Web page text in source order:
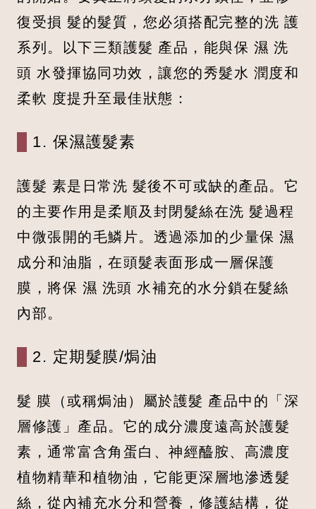
復受損 髮的髮質，您必須搭配完整的洗 護
系列。以下三類護髮 產品，能與保 濕 洗
頭 水發揮協同功效，讓您的秀髮水 潤度和
柔軟 度提升至最佳狀態：
1. 保濕護髮素
護髮 素是日常洗 髮後不可或缺的產品。它
的主要作用是柔順及封閉髮絲在洗 髮過程
中微張開的毛鱗片。透過添加的少量保 濕
成分和油脂，在頭髮表面形成一層保護
膜，將保 濕 洗頭 水補充的水分鎖在髮絲
內部。
2. 定期髮膜/焗油
髮 膜（或稱焗油）屬於護髮 產品中的「深
層修護」產品。它的成分濃度遠高於護髮
素，通常富含角蛋白、神經醯胺、高濃度
植物精華和植物油，它能更深層地滲透髮
絲，從內補充水分和營養，修護結構，從